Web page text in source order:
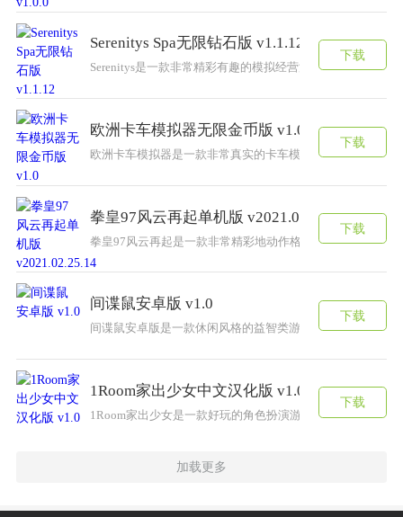
Serenitys Spa无限钻石版 v1.1.12
Serenitys是一款非常精彩有趣的模拟经营游戏，玩家将要
下载
欧洲卡车模拟器无限金币版 v1.0
欧洲卡车模拟器是一款非常真实的卡车模拟驾驶游戏，游
下载
拳皇97风云再起单机版 v2021.02.25.14
拳皇97风云再起是一款非常精彩地动作格斗游戏，游戏中
下载
间谍鼠安卓版 v1.0
间谍鼠安卓版是一款休闲风格的益智类游戏，你要挑战各
下载
1Room家出少女中文汉化版 v1.0
1Room家出少女是一款好玩的角色扮演游戏，游戏中拥有
下载
加载更多